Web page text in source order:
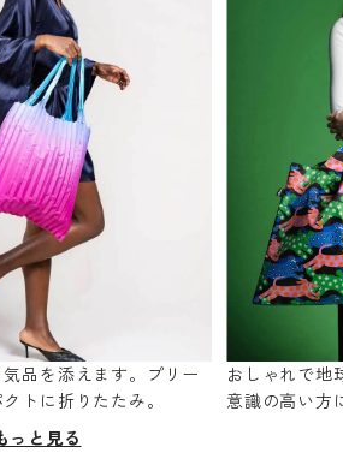
品を添えます。プリー
トに折りたたみ。
っと見る
おしゃれで地
意識の高い方